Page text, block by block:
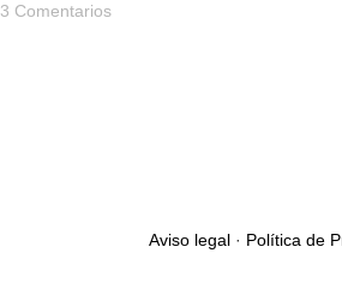
3 Comentarios
Aviso legal· Política de